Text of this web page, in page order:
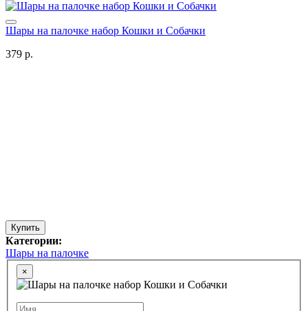
Шары на палочке набор Кошки и Собачки
379 р.
Купить
Категории:
Шары на палочке
×